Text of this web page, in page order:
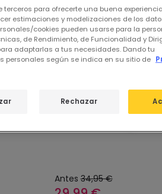
-14%
Antes 34,95 €
terceros para ofrecerte una buena
estimaciones y modelizaciones de los
cookies pueden usarse para la
de Rendimiento, de Funcionalidad y
adaptarlas a tus necesidades. Dando tu
personales según se indica en su sitio de
Rechazar